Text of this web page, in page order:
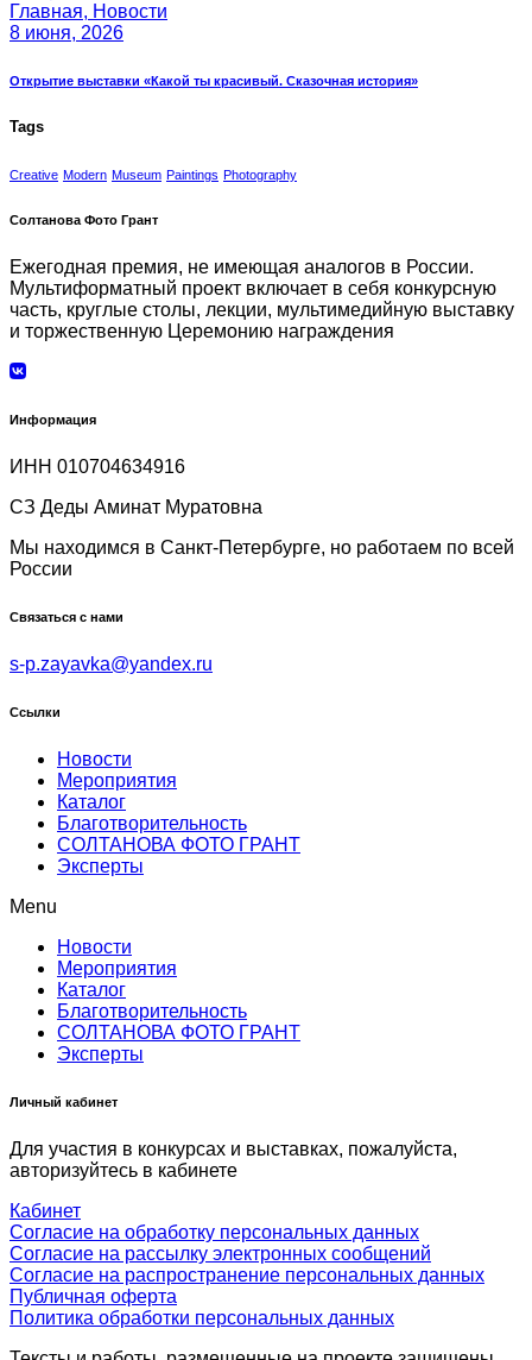
Главная, Новости
8 июня, 2026
Открытие выставки «Какой ты красивый. Сказочная история»
Tags
Creative Modern Museum Paintings Photography
Солтанова Фото Грант
Ежегодная премия, не имеющая аналогов в России.
Мультиформатный проект включает в себя конкурсную
часть, круглые столы, лекции, мультимедийную выставку
и торжественную Церемонию награждения
Информация
ИНН 010704634916
СЗ Деды Аминат Муратовна
Мы находимся в Санкт-Петербурге, но работаем по всей
России
Связаться с нами
s-p.zayavka@yandex.ru
Ссылки
Новости
Мероприятия
Каталог
Благотворительность
СОЛТАНОВА ФОТО ГРАНТ
Эксперты
Menu
Новости
Мероприятия
Каталог
Благотворительность
СОЛТАНОВА ФОТО ГРАНТ
Эксперты
Личный кабинет
Для участия в конкурсах и выставках, пожалуйста,
авторизуйтесь в кабинете
Кабинет
Согласие на обработку персональных данных
Согласие на рассылку электронных сообщений
Согласие на распространение персональных данных
Публичная оферта
Политика обработки персональных данных